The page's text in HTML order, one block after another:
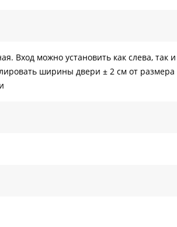
Вход можно установить как слева, так
ширины двери ± 2 см от